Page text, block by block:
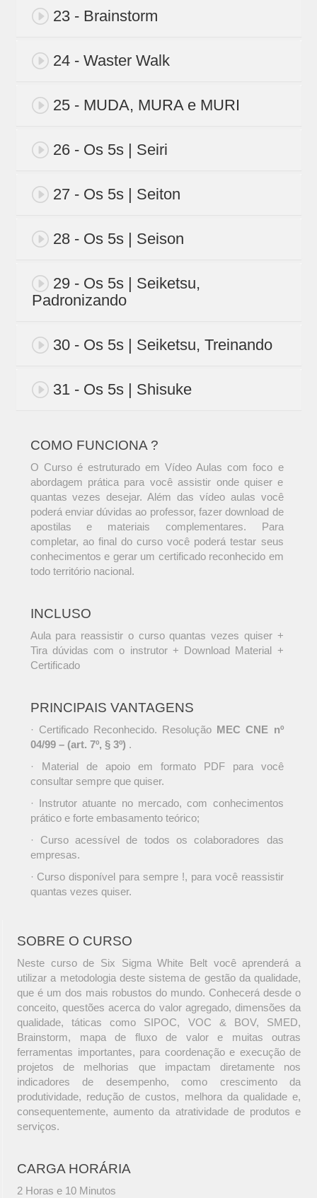
23 - Brainstorm
24 - Waster Walk
25 - MUDA, MURA e MURI
26 - Os 5s | Seiri
27 - Os 5s | Seiton
28 - Os 5s | Seison
29 - Os 5s | Seiketsu,
Padronizando
30 - Os 5s | Seiketsu, Treinando
31 - Os 5s | Shisuke
COMO FUNCIONA ?
O Curso é estruturado em Vídeo Aulas com foco e
abordagem prática para você assistir onde quiser e
quantas vezes desejar. Além das vídeo aulas você
poderá enviar dúvidas ao professor, fazer download de
apostilas e materiais complementares. Para
completar, ao final do curso você poderá testar seus
conhecimentos e gerar um certificado reconhecido em
todo território nacional.
INCLUSO
Aula para reassistir o curso quantas vezes quiser +
Tira dúvidas com o instrutor + Download Material +
Certificado
PRINCIPAIS VANTAGENS
· Certificado Reconhecido. Resolução MEC CNE nº
04/99 – (art. 7º, § 3º) .
· Material de apoio em formato PDF para você
consultar sempre que quiser.
· Instrutor atuante no mercado, com conhecimentos
prático e forte embasamento teórico;
· Curso acessível de todos os colaboradores das
empresas.
· Curso disponível para sempre !, para você reassistir
quantas vezes quiser.
SOBRE O CURSO
Neste curso de Six Sigma White Belt você aprenderá a
utilizar a metodologia deste sistema de gestão da qualidade,
que é um dos mais robustos do mundo. Conhecerá desde o
conceito, questões acerca do valor agregado, dimensões da
qualidade, táticas como SIPOC, VOC & BOV, SMED,
Brainstorm, mapa de fluxo de valor e muitas outras
ferramentas importantes, para coordenação e execução de
projetos de melhorias que impactam diretamente nos
indicadores de desempenho, como crescimento da
produtividade, redução de custos, melhora da qualidade e,
consequentemente, aumento da atratividade de produtos e
serviços.
CARGA HORÁRIA
2 Horas e 10 Minutos